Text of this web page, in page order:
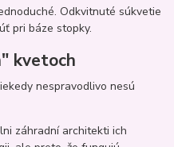
Odkvitnuté súkvetie
pri báze stopky.
kvetoch
nespravodlivo nesú
záhradní architekti ich